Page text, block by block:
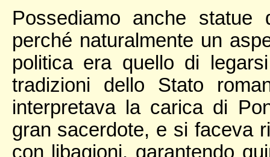
Possediamo anche
perché naturalmente un
politica era quello di
tradizioni dello Stato
interpretava la carica di
gran sacerdote, e si faceva
con libagioni, garantendo